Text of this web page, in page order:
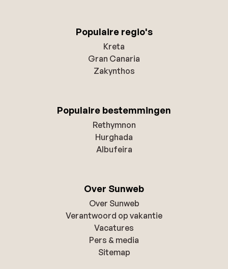
Populaire regio's
Kreta
Gran Canaria
Zakynthos
Populaire bestemmingen
Rethymnon
Hurghada
Albufeira
Over Sunweb
Over Sunweb
Verantwoord op vakantie
Vacatures
Pers & media
Sitemap